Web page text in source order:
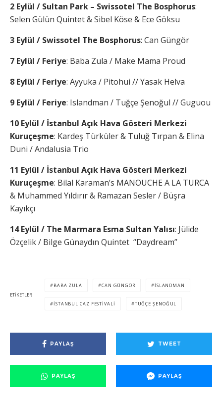
2 Eylül / Sultan Park – Swissotel The Bosphorus:
Selen Gülün Quintet & Sibel Köse & Ece Göksu
3 Eylül / Swissotel The Bosphorus: Can Güngör
7 Eylül / Feriye: Baba Zula / Make Mama Proud
8 Eylül / Feriye: Ayyuka / Pitohui // Yasak Helva
9 Eylül / Feriye: Islandman / Tuğçe Şenoğul // Guguou
10 Eylül / İstanbul Açık Hava Gösteri Merkezi
Kuruçeşme: Kardeş Türküler & Tuluğ Tırpan & Elina
Duni / Andalusia Trio
11 Eylül / İstanbul Açık Hava Gösteri Merkezi
Kuruçeşme: Bilal Karaman’s MANOUCHE A LA TURCA
& Muhammed Yıldırır & Ramazan Sesler / Büşra
Kayıkçı
14 Eylül / The Marmara Esma Sultan Yalısı: Jülide
Özçelik / Bilge Günaydın Quintet “Daydream”
ETIKETLER
BABA ZULA CAN GÜNGÖR ISLANDMAN
İSTANBUL CAZ FESTIVALI TUĞÇE ŞENOĞUL
PAYLAŞ TWEET
PAYLAŞ PAYLAŞ